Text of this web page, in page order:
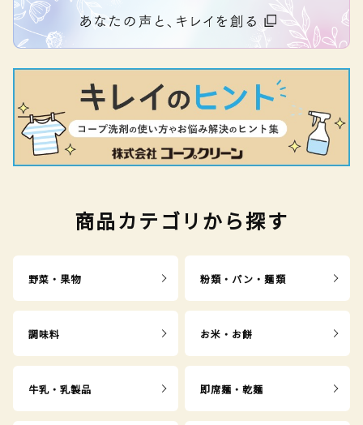
商品カテゴリから探す
野菜・果物 粉類・パン・麺類
調味料 お米・お餅
牛乳・乳製品 即席麺・乾麺